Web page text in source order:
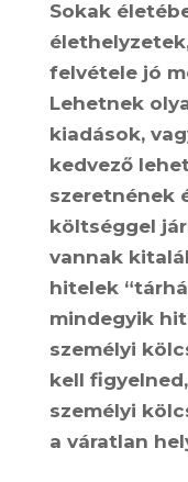
Sokak
felvétele jó
Lehetnek
kiadások,
kedvező
szeretnének
költséggel
vannak
hitelek
mindegyik
személyi
kell
személyi
a váratlan